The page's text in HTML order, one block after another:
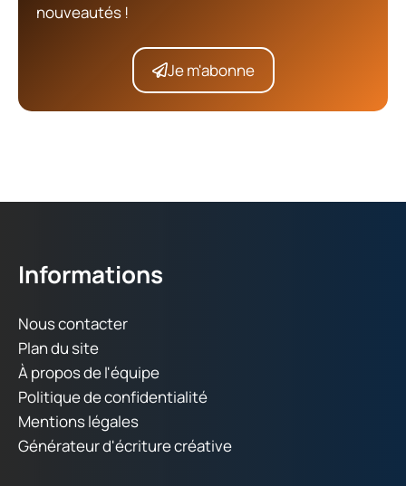
nouveautés !
Je m'abonne
Informations
Nous contacter
Plan du site
À propos de l'équipe
Politique de confidentialité
Mentions légales
Générateur d'écriture créative